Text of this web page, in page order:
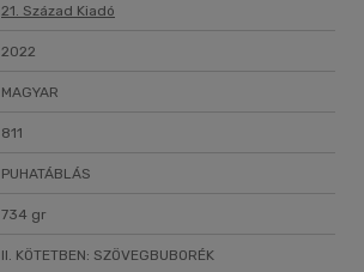
21. Század Kiadó
2022
MAGYAR
811
PUHATÁBLÁS
734 gr
II. KÖTETBEN: SZÖVEGBUBORÉK